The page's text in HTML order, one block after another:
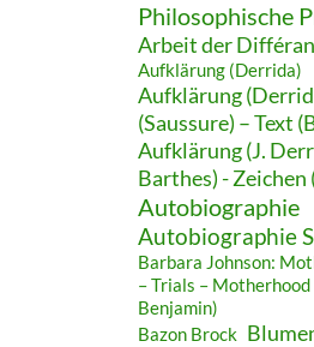
Philosophische
Arbeit der
Aufklärung (Derrida)
Aufklärung
(Saussure) – Text
Aufklärung (J.
Barthes) - Zeichen
Autobiographie
Autobiographie
Barbara Johnson:
– Trials –
Benjamin)
Bazon Brock